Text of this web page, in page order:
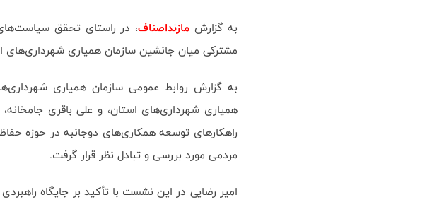
به گزارش مازنداصناف، در راستای تحقق
مشترکی میان جانشین سازمان همیاری شهرداری‌های
به گزارش روابط عمومی سازمان همیاری
همیاری شهرداری‌های استان، و علی باقری جامخانه،
راهکارهای توسعه همکاری‌های دوجانبه در حوزه
مردمی مورد بررسی و تبادل نظر قرار گرفت.
امیر رضایی در این نشست با تأکید بر جایگاه